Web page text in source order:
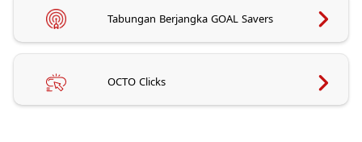
Tabungan Berjangka GOAL Savers
OCTO Clicks